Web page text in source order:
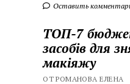
Оставить
ТОП-7
засобів для
макіяжу
ОТ РОМАНОВА ЕЛЕНА